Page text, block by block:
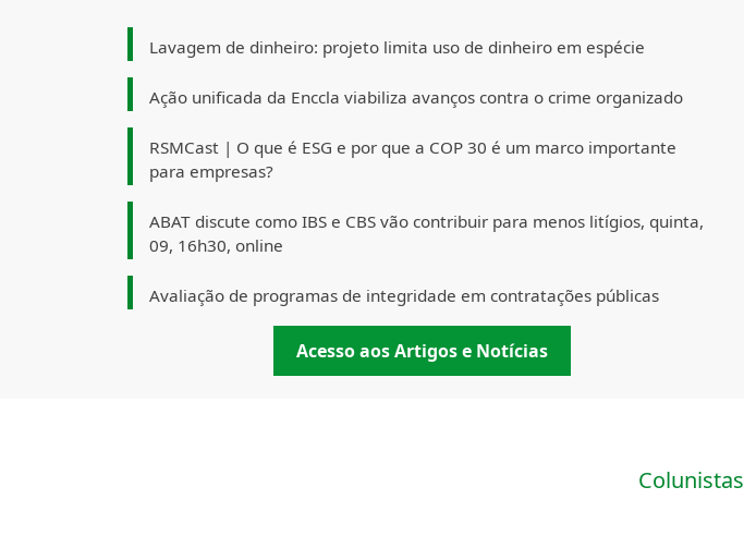
Lavagem de dinheiro: projeto limita uso de dinheiro em espécie
Ação unificada da Enccla viabiliza avanços contra o crime organizado
RSMCast | O que é ESG e por que a COP 30 é um marco importante
para empresas?
ABAT discute como IBS e CBS vão contribuir para menos litígios, quinta,
09, 16h30, online
Avaliação de programas de integridade em contratações públicas
Acesso aos Artigos e Notícias
Colunistas